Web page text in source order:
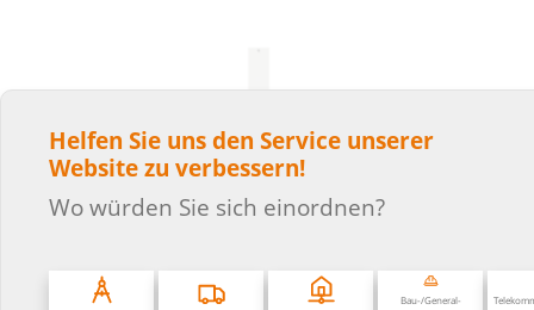
Helfen Sie uns den Service unserer
Website zu verbessern!
Wo würden Sie sich einordnen?
Bau-/General­